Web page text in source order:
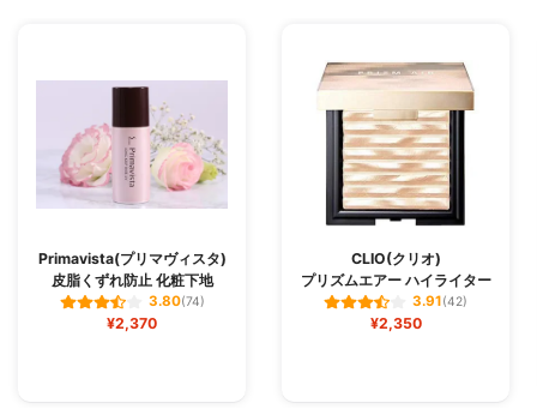
Primavista(プリマヴィスタ)
皮脂くずれ防止 化粧下地
3.80(74)
¥2,370
CLIO(クリオ)
プリズムエアー ハイライター
3.91(42)
¥2,350